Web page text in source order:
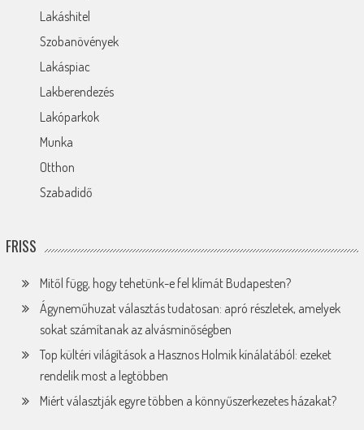
Lakáshitel
Szobanövények
Lakáspiac
Lakberendezés
Lakóparkok
Munka
Otthon
Szabadidő
FRISS
Mitől függ, hogy tehetünk-e fel klímát Budapesten?
Ágyneműhuzat választás tudatosan: apró részletek, amelyek
sokat számítanak az alvásminőségben
Top kültéri világítások a Hasznos Holmik kínálatából: ezeket
rendelik most a legtöbben
Miért választják egyre többen a könnyűszerkezetes házakat?